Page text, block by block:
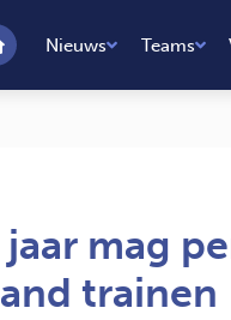
Nieuws Teams
mag
trainen